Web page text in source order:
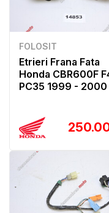
FOLOSIT
Etrieri Frana Fata
Honda CBR600F
PC35 1999 - 2000